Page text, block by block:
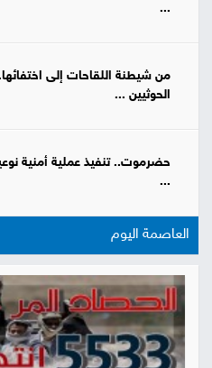
...
من شيطنة اللقاحات إلى
الحوثيين ...
حضرموت.. تنفيذ عملية أمنية
...
العاصمة اليوم